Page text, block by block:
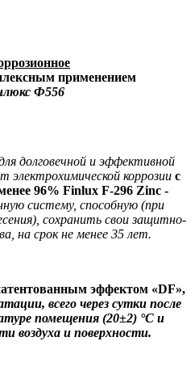
применением
Ф556
долговечной и эффективной
электрохимической коррозии с
96% Finlux F-296 Zinc -
систему, способную (при
сохранить свои защитно-
на срок не менее 35 лет.
эффектом «DF»,
всего через сутки после
помещения (20±2) °С и
воздуха и поверхности.